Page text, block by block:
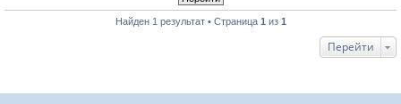
Найден 1 результат • Страница 1 из 1
Перейти